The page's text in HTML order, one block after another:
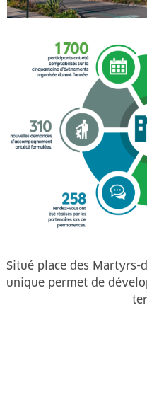
Situé place des Martyrs-
unique permet de